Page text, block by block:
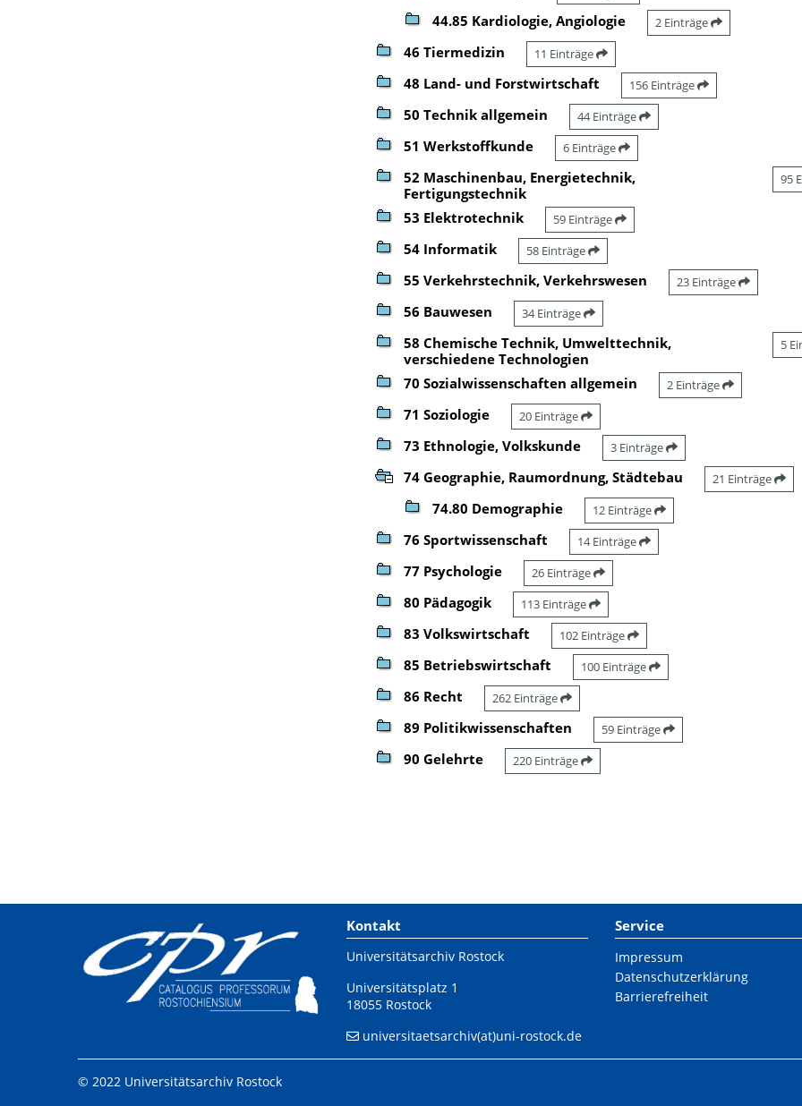
44.85 Kardiologie, Angiologie 2 Einträge
46 Tiermedizin 11 Einträge
48 Land- und Forstwirtschaft 156 Einträge
50 Technik allgemein 44 Einträge
51 Werkstoffkunde 6 Einträge
52 Maschinenbau, Energietechnik,
Fertigungstechnik
95
53 Elektrotechnik 59 Einträge
54 Informatik 58 Einträge
55 Verkehrstechnik, Verkehrswesen 23 Einträge
56 Bauwesen 34 Einträge
58 Chemische Technik, Umwelttechnik,
verschiedene Technologien
5
70 Sozialwissenschaften allgemein 2 Einträge
71 Soziologie 20 Einträge
73 Ethnologie, Volkskunde 3 Einträge
74 Geographie, Raumordnung, Städtebau 21 Einträge
74.80 Demographie 12 Einträge
76 Sportwissenschaft 14 Einträge
77 Psychologie 26 Einträge
80 Pädagogik 113 Einträge
83 Volkswirtschaft 102 Einträge
85 Betriebswirtschaft 100 Einträge
86 Recht 262 Einträge
89 Politikwissenschaften 59 Einträge
90 Gelehrte 220 Einträge
Kontakt
Universitätsarchiv Rostock
Universitätsplatz 1
18055 Rostock
universitaetsarchiv(at)uni-rostock.de
Service
Impressum
Datenschutzerklärung
Barrierefreiheit
© 2022 Universitätsarchiv Rostock